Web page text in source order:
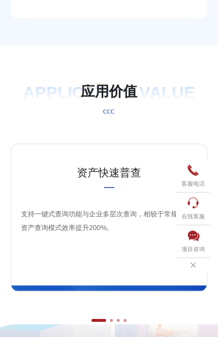
APPLICATION VALUE
应用价值
资产快速普查
支持一键式查询功能与企业多层次查询，相较于常规单点
资产查询模式效率提升200%。

客服电话

在线客服

项目咨询
